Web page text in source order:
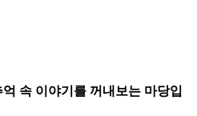
속 이야기를 꺼내보는 마당입